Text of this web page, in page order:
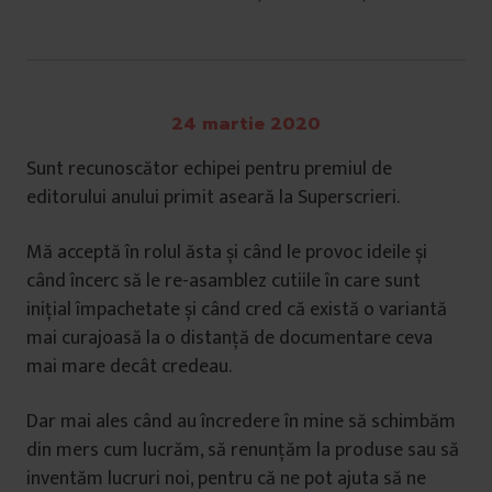
24 martie 2020
Sunt recunoscător echipei pentru premiul de
editorului anului primit aseară la Superscrieri.
Mă acceptă în rolul ăsta și când le provoc ideile și
când încerc să le re-asamblez cutiile în care sunt
inițial împachetate și când cred că există o variantă
mai curajoasă la o distanță de documentare ceva
mai mare decât credeau.
Dar mai ales când au încredere în mine să schimbăm
din mers cum lucrăm, să renunțăm la produse sau să
inventăm lucruri noi, pentru că ne pot ajuta să ne